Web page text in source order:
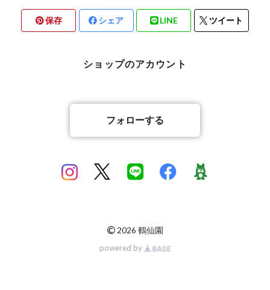
保存 シェア LINE ツイート
ショップのアカウント
フォローする
© 2026 鶴仙園
powered by